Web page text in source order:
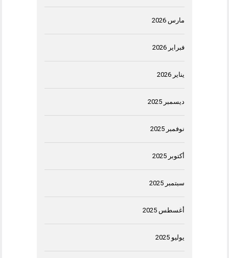
مارس 2026
فبراير 2026
يناير 2026
ديسمبر 2025
نوفمبر 2025
أكتوبر 2025
سبتمبر 2025
أغسطس 2025
يوليو 2025